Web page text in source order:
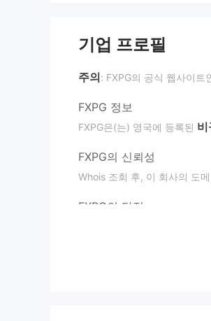
기업 프로필
주의: FXPG의 공식 웹사이
FXPG 정보
FXPG은(는) 영국에 등록된 비
FXPG의 신뢰성
Whois 조회 후, 이 회사의 도
FXPG의 단점
거래자들은 FXPG의 공식 웹
FXPG은(는) 수수료와 서비